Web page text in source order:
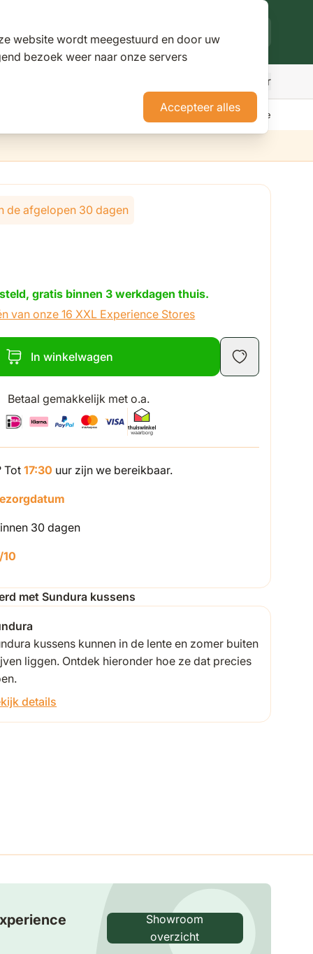
website wordt meegestuurd en door uw
bezoek weer naar onze servers
Accepteer alles
Meer
AdviesNieuwsKlantenservice
van de gekozen opties
de afgelopen 30 dagen
gratis binnen 3 werkdagen thuis.
van onze 16 XXL Experience Stores
In winkelwagen
Betaal gemakkelijk met o.a.
Tot17:30 uur zijn we bereikbaar.
30 dagen
met Sundura kussens
kussens kunnen in de lente en zomer buiten
liggen. Ontdek hieronder hoe ze dat precies
details
Showroom
overzicht